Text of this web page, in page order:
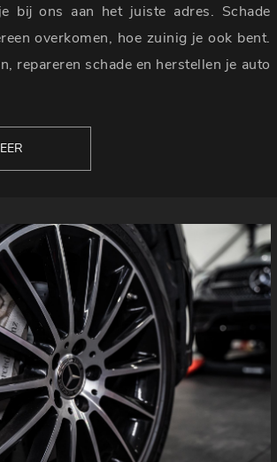
bij ons aan het juiste adres. Schade
overkomen, hoe zuinig je ook bent.
repareren schade en herstellen je auto